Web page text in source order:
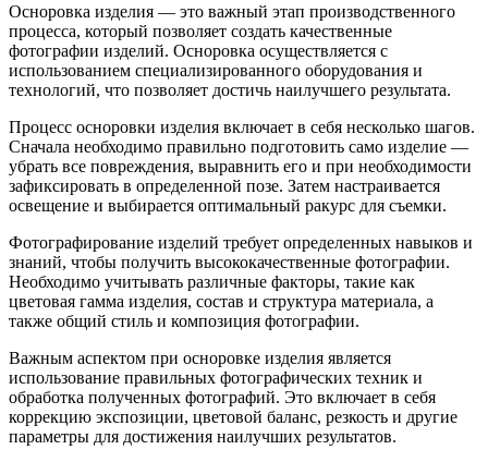
Осноровка изделия — это важный этап производственного
процесса, который позволяет создать качественные
фотографии изделий. Осноровка осуществляется с
использованием специализированного оборудования и
технологий, что позволяет достичь наилучшего результата.
Процесс осноровки изделия включает в себя несколько шагов.
Сначала необходимо правильно подготовить само изделие —
убрать все повреждения, выравнить его и при необходимости
зафиксировать в определенной позе. Затем настраивается
освещение и выбирается оптимальный ракурс для съемки.
Фотографирование изделий требует определенных навыков и
знаний, чтобы получить высококачественные фотографии.
Необходимо учитывать различные факторы, такие как
цветовая гамма изделия, состав и структура материала, а
также общий стиль и композиция фотографии.
Важным аспектом при осноровке изделия является
использование правильных фотографических техник и
обработка полученных фотографий. Это включает в себя
коррекцию экспозиции, цветовой баланс, резкость и другие
параметры для достижения наилучших результатов.